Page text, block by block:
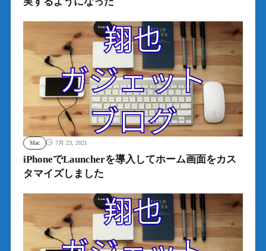
Mac 7月 23, 2021
iPhoneでLauncherを導入してホーム画面をカス
タマイズしました